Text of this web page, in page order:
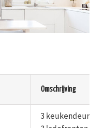
Omschrijving
3 keukendeuren